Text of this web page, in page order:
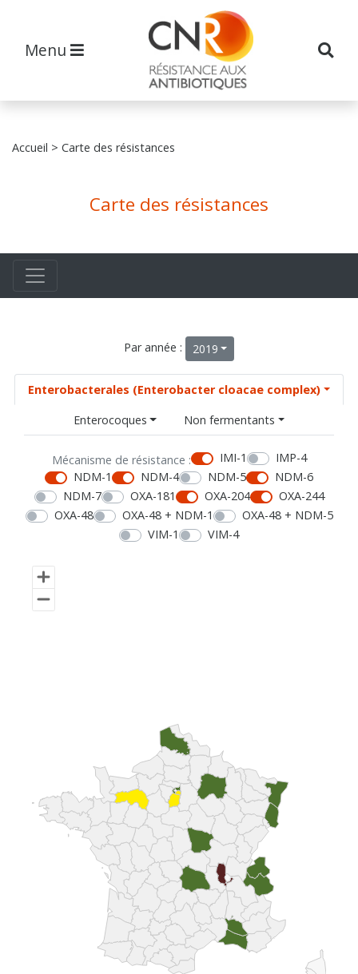
Menu
Accueil > Carte des résistances
Carte des résistances
Par année : 2019
Enterobacterales (Enterobacter cloacae complex)
Enterocoques
Non fermentants
Mécanisme de résistance : IMI-1
IMP-4
NDM-1
NDM-4 NDM-5
NDM-6
NDM-7
OXA-181 OXA-204
OXA-244
OXA-48
OXA-48 + NDM-1
OXA-48 + NDM-5
VIM-1
VIM-4